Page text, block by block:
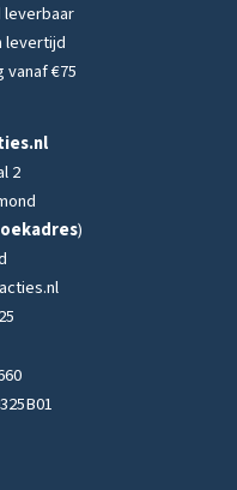
leverbaar
levertijd
€75
2
)